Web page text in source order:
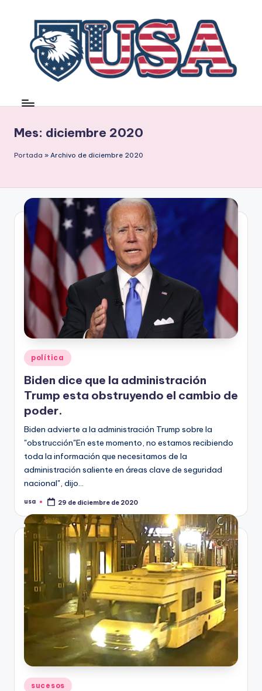
contenido
Mes: diciembre 2020
Portada » Archivo de diciembre 2020
Publicado
en
política
Biden dice que la administración
Trump esta obstruyendo el cambio de
poder.
Biden advierte a la administración Trump sobre la
"obstrucción"En este momento, no estamos recibiendo
toda la información que necesitamos de la
administración saliente en áreas clave de seguridad
nacional", dijo…
Publicado
usa 29 de diciembre de 2020
Publicado
sucesos